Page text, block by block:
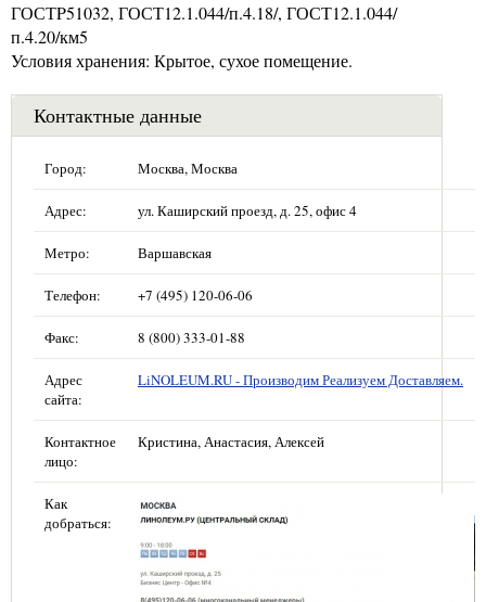
ГОСТP51032, ГОСТ12.1.044/п.4.18/, ГОСТ12.1.044/
п.4.20/км5
Условия хранения: Крытое, сухое помещение.
Контактные данные
Город: Москва, Москва
Адрес: ул. Каширский проезд, д. 25, офис 4
Метро: Варшавская
Телефон: +7 (495) 120-06-06
Факс: 8 (800) 333-01-88
Адрес
сайта:
LiNOLEUM.RU - Производим Реализуем Доставляем.
Контактное
лицо:
Кристина, Анастасия, Алексей
Как
добраться: